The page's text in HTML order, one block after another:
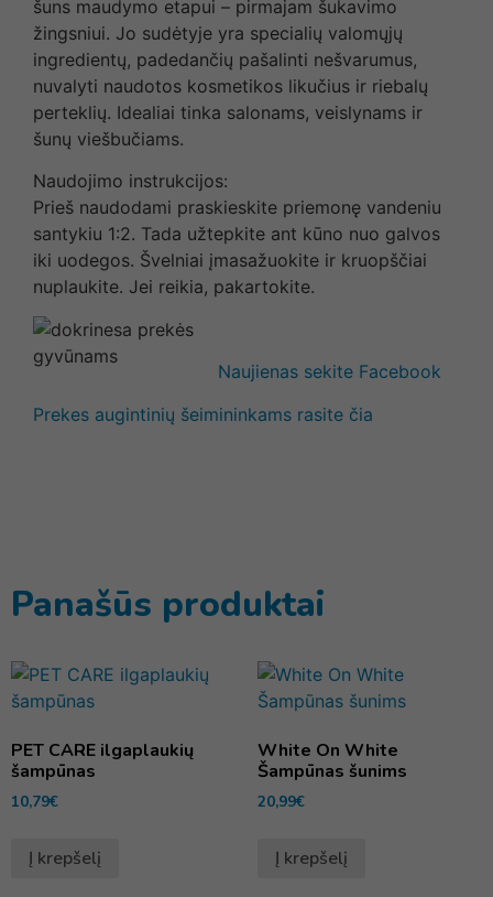
šuns maudymo etapui – pirmajam šukavimo
žingsniui. Jo sudėtyje yra specialių valomųjų
ingredientų, padedančių pašalinti nešvarumus,
nuvalyti naudotos kosmetikos likučius ir riebalų
perteklių. Idealiai tinka salonams, veislynams ir
šunų viešbučiams.
Naudojimo instrukcijos:
Prieš naudodami praskieskite priemonę vandeniu
santykiu 1:2. Tada užtepkite ant kūno nuo galvos
iki uodegos. Švelniai įmasažuokite ir kruopščiai
nuplaukite. Jei reikia, pakartokite.
Naujienas sekite Facebook
Prekes augintinių šeimininkams rasite čia
Panašūs produktai
PET CARE ilgaplaukių
šampūnas
10,79€
Į krepšelį
White On White
Šampūnas šunims
20,99€
Į krepšelį